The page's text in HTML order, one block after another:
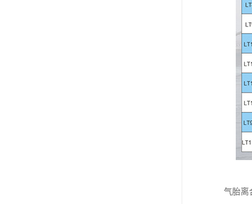
气胎离